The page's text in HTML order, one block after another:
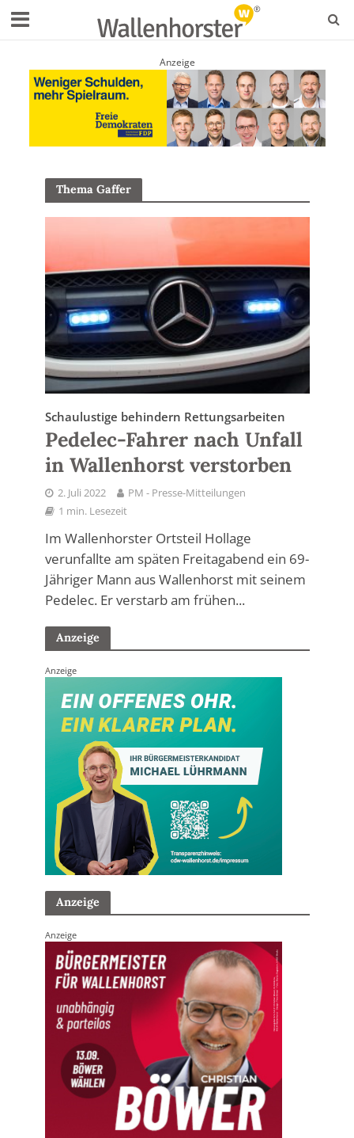
Anzeige
Thema Gaffer
Schaulustige behindern Rettungsarbeiten
Pedelec-Fahrer nach Unfall
in Wallenhorst verstorben
2. Juli 2022
PM - Presse-Mitteilungen
1 min. Lesezeit
Im Wallenhorster Ortsteil Hollage
verunfallte am späten Freitagabend ein 69-
Jähriger Mann aus Wallenhorst mit seinem
Pedelec. Er verstarb am frühen...
Anzeige
Anzeige
Anzeige
Anzeige